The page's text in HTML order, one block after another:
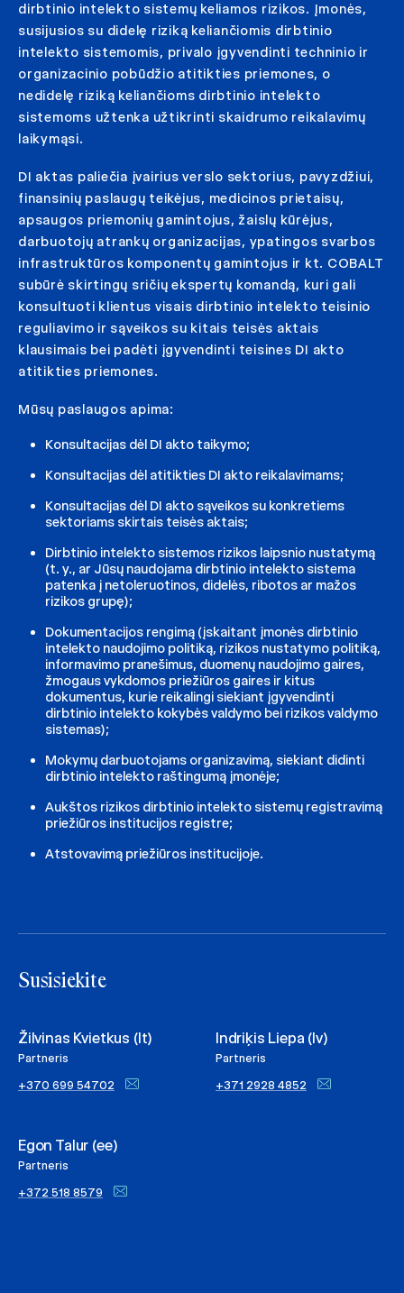
dirbtinio intelekto sistemų keliamos rizikos. Įmonės,
susijusios su didelę riziką keliančiomis dirbtinio
intelekto sistemomis, privalo įgyvendinti techninio ir
organizacinio pobūdžio atitikties priemones, o
nedidelę riziką keliančioms dirbtinio intelekto
sistemoms užtenka užtikrinti skaidrumo reikalavimų
laikymąsi.
DI aktas paliečia įvairius verslo sektorius, pavyzdžiui,
finansinių paslaugų teikėjus, medicinos prietaisų,
apsaugos priemonių gamintojus, žaislų kūrėjus,
darbuotojų atrankų organizacijas, ypatingos svarbos
infrastruktūros komponentų gamintojus ir kt. COBALT
subūrė skirtingų sričių ekspertų komandą, kuri gali
konsultuoti klientus visais dirbtinio intelekto teisinio
reguliavimo ir sąveikos su kitais teisės aktais
klausimais bei padėti įgyvendinti teisines DI akto
atitikties priemones.
Mūsų paslaugos apima:
Konsultacijas dėl DI akto taikymo;
Konsultacijas dėl atitikties DI akto reikalavimams;
Konsultacijas dėl DI akto sąveikos su konkretiems
sektoriams skirtais teisės aktais;
Dirbtinio intelekto sistemos rizikos laipsnio nustatymą
(t. y., ar Jūsų naudojama dirbtinio intelekto sistema
patenka į netoleruotinos, didelės, ribotos ar mažos
rizikos grupę);
Dokumentacijos rengimą (įskaitant įmonės dirbtinio
intelekto naudojimo politiką, rizikos nustatymo politiką,
informavimo pranešimus, duomenų naudojimo gaires,
žmogaus vykdomos priežiūros gaires ir kitus
dokumentus, kurie reikalingi siekiant įgyvendinti
dirbtinio intelekto kokybės valdymo bei rizikos valdymo
sistemas);
Mokymų darbuotojams organizavimą, siekiant didinti
dirbtinio intelekto raštingumą įmonėje;
Aukštos rizikos dirbtinio intelekto sistemų registravimą
priežiūros institucijos registre;
Atstovavimą priežiūros institucijoje.
Susisiekite
Žilvinas Kvietkus (lt)
Partneris
+370 699 54702
Egon Talur (ee)
Partneris
+372 518 8579
Indriķis Liepa (lv)
Partneris
+371 2928 4852